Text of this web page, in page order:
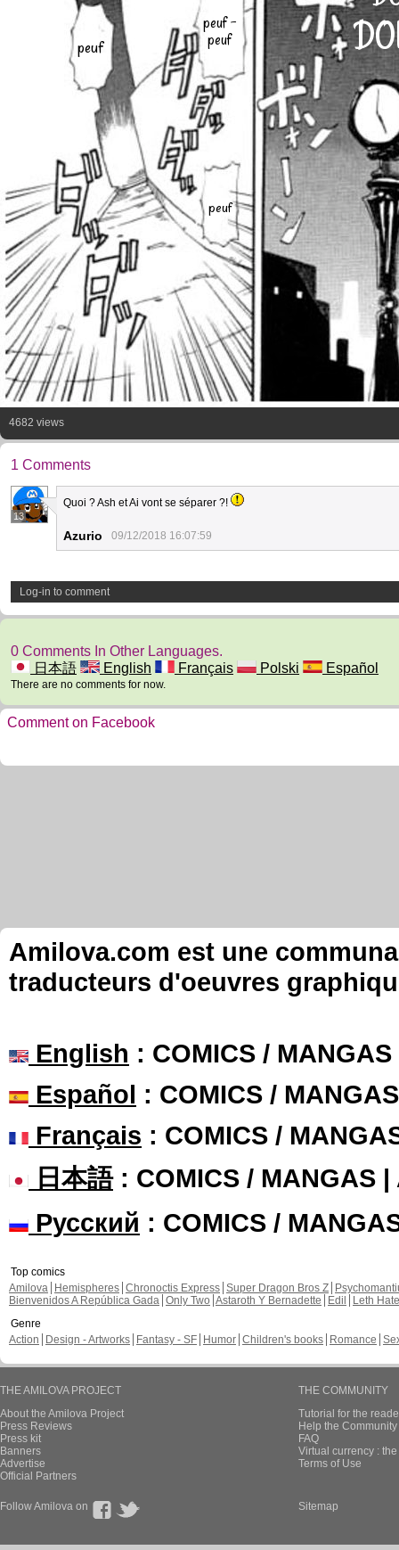
peuf -
peuf
peuf
peuf
4682 views
1 Comments
13
Quoi ? Ash et Ai vont se séparer ?!
Azurio 09/12/2018 16:07:59
Log-in to comment
0 Comments In Other Languages.
日本語
English Français Polski Español
There are no comments for now.
Comment on Facebook
Amilova.com est une
traducteurs d'oeuvres
English : COMICS /
Español : COMICS /
Français : COMICS /
日本語: COMICS / MANGAS |
Русский : COMICS /
Top comics
Amilova
Hemispheres Chronoctis Express Super Dragon Bros Z
Bienvenidos A República Gada Only Two Astaroth Y Bernadette Edil
Leth Hate
Genre
Action
Design - Artworks Fantasy - SF Humor Children's books Romance
THE AMILOVA PROJECT
About the Amilova Project
Press Reviews
Press kit
Banners
Advertise
Official Partners
THE COMMUNITY
Tutorial for the
Help the
FAQ
Virtual currency :
Terms of Use
Follow Amilova on Sitemap